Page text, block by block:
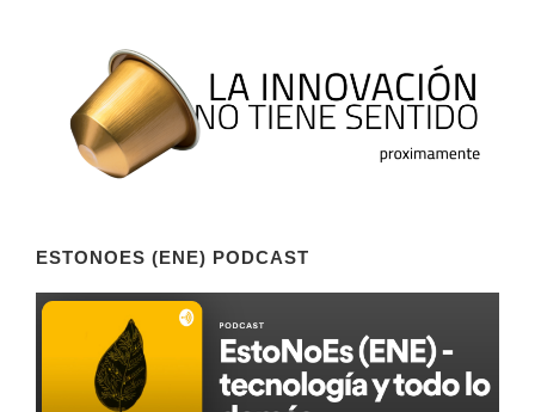
ESTONOES (ENE) PODCAST